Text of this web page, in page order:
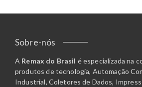
Sobre-nós
A Remax do Brasil é especializada na
produtos de tecnologia, Automação
Industrial, Coletores de Dados,